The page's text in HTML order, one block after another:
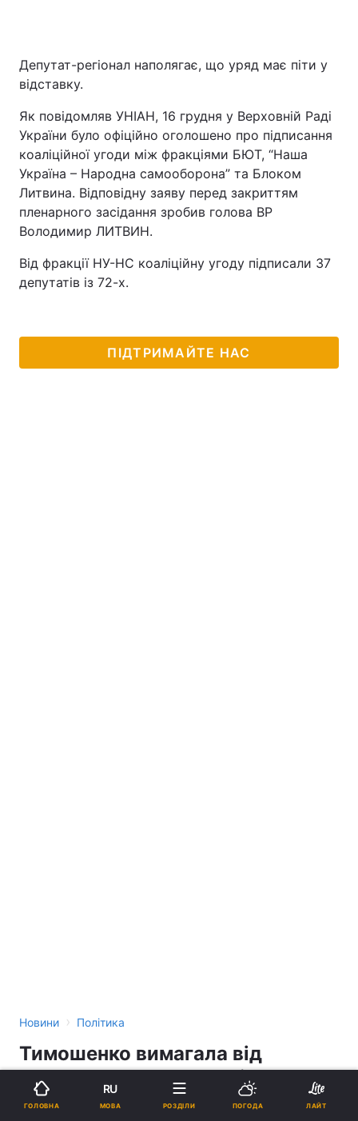
Депутат-регіонал наполягає, що уряд має піти у
відставку.
Як повідомляв УНІАН, 16 грудня у Верховній Раді
України було офіційно оголошено про підписання
коаліційної угоди між фракціями БЮТ, “Наша
Україна – Народна самооборона” та Блоком
Литвина. Відповідну заяву перед закриттям
пленарного засідання зробив голова ВР
Володимир ЛИТВИН.
Від фракції НУ-НС коаліційну угоду підписали 37
депутатів із 72-х.
ПІДТРИМАЙТЕ НАС
Новини › Політика
Тимошенко вимагала від
Пинзеника заяву про відставку?
ГОЛОВНА
RU
МОВА РОЗДІЛИ ПОГОДА ЛАЙТ